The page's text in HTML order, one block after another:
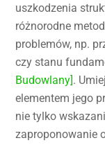
uszkodzenia
różnorodne
problemów, np.
czy stanu
Budowlany].
elementem jego
nie tylko
zaproponowanie